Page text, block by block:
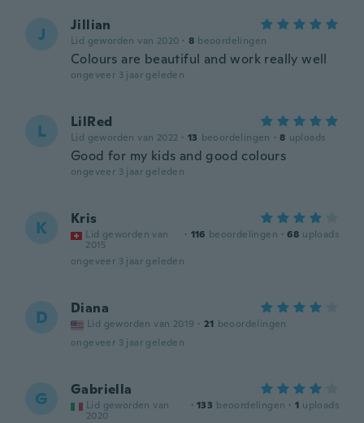
J Jillian
Lid geworden van 2020 · 8 beoordelingen
Colours are beautiful and work really well
ongeveer 3 jaar geleden
L LilRed
Lid geworden van 2022 · 13 beoordelingen · 8 uploads
Good for my kids and good colours
ongeveer 3 jaar geleden
K Kris
Lid geworden van
2015
· 116 beoordelingen · 68 uploads
ongeveer 3 jaar geleden
D Diana
Lid geworden van 2019 · 21 beoordelingen
ongeveer 3 jaar geleden
G Gabriella
Lid geworden van
2020
· 133 beoordelingen · 1 uploads